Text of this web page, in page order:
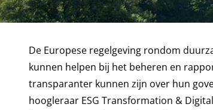
De Europese regelgeving rondom
kunnen helpen bij het beheren en
transparanter kunnen zijn over hun
hoogleraar ESG Transformation &